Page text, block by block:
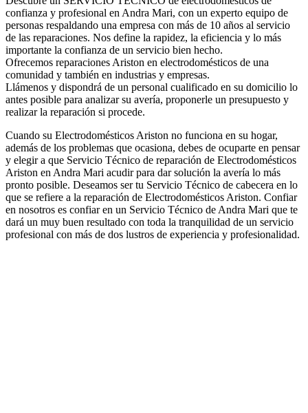
confianza y profesional en Andra Mari, con un experto equipo de
personas respaldando una empresa con más de 10 años al servicio
de las reparaciones. Nos define la rapidez, la eficiencia y lo más
importante la confianza de un servicio bien hecho.
Ofrecemos reparaciones Ariston en electrodomésticos de una
comunidad y también en industrias y empresas.
Llámenos y dispondrá de un personal cualificado en su domicilio lo
antes posible para analizar su avería, proponerle un presupuesto y
realizar la reparación si procede.
Cuando su Electrodomésticos Ariston no funciona en su hogar,
además de los problemas que ocasiona, debes de ocuparte en pensar
y elegir a que Servicio Técnico de reparación de Electrodomésticos
Ariston en Andra Mari acudir para dar solución la avería lo más
pronto posible. Deseamos ser tu Servicio Técnico de cabecera en lo
que se refiere a la reparación de Electrodomésticos Ariston. Confiar
en nosotros es confiar en un Servicio Técnico de Andra Mari que te
dará un muy buen resultado con toda la tranquilidad de un servicio
profesional con más de dos lustros de experiencia y profesionalidad.